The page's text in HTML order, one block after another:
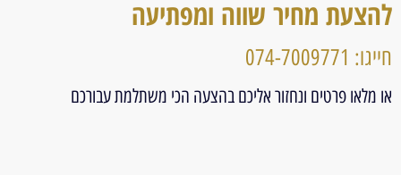
להצעת מחיר שווה ומפתיעה
חייגו: 074-7009771
או מלאו פרטים ונחזור אליכם בהצעה הכי משתלמת עבורכם